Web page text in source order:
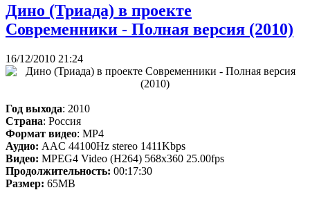
Дино (Триада) в проекте
Современники - Полная версия (2010)
16/12/2010 21:24
Год выхода: 2010
Страна: Россия
Формат видео: MP4
Аудио: AAC 44100Hz stereo 1411Kbps
Видео: MPEG4 Video (H264) 568x360 25.00fps
Продолжительность: 00:17:30
Размер: 65MB